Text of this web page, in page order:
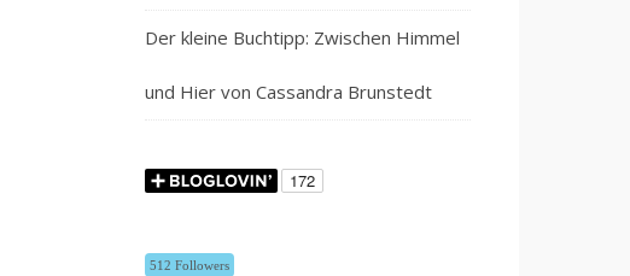
Der kleine Buchtipp: Zwischen Himmel
und Hier von Cassandra Brunstedt
512 Followers